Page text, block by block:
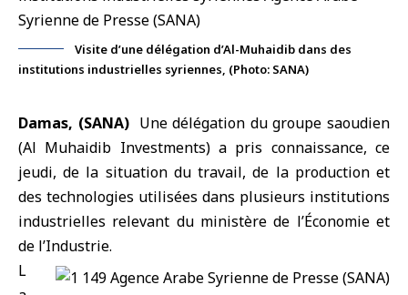
Visite d’une délégation d’Al-Muhaidib dans des
institutions industrielles syriennes, (Photo: SANA)
Damas, (SANA)Une délégation du groupe saoudien
(Al Muhaidib Investments) a pris connaissance, ce
jeudi, de la situation du travail, de la production et
des technologies utilisées dans plusieurs institutions
industrielles relevant du ministère de l’Économie et
de l’Industrie.
L